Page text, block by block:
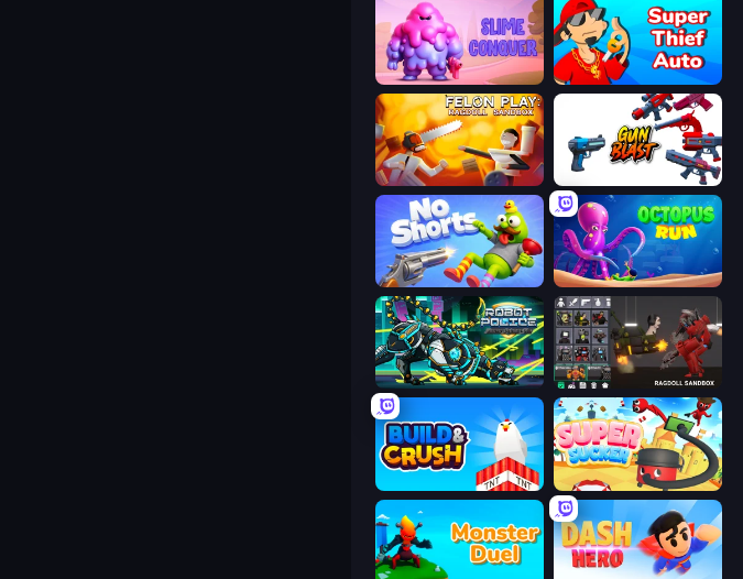
Slime Conquer: Epic Battles Super Thief Auto
Felon Play: Ragdoll Sandbox
No Shorts OctopusRun
Robot Police Iron Panther Last Play: Ragdoll Sandbox
Build and Crush Super Sucker 3D